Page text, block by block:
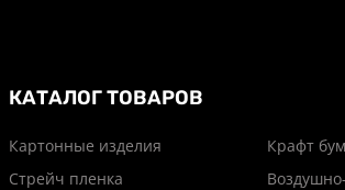
КАТАЛОГ ТОВАРОВ
Картонные изделия
Крафт
Стрейч пленка